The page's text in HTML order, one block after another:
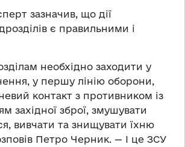
зазначив, що дії
є правильними і
необхідно заходити у
у першу лінію оборони,
контакт з противником із
західної зброї, змушувати
вивчати та знищувати їхню
Петро Черник. — І це ЗСУ